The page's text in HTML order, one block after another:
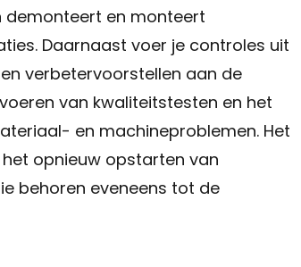
demonteert en monteert
Daarnaast voer je controles uit
verbetervoorstellen aan de
van kwaliteitstesten en het
en machineproblemen. Het
opnieuw opstarten van
behoren eveneens tot de